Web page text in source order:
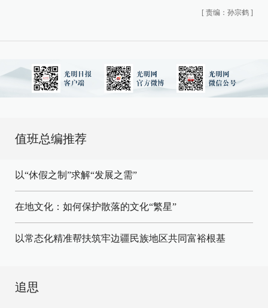
[ 责编：孙宗鹤 ]
值班总编推荐
以“休假之制”求解“发展之需”
在地文化：如何保护散落的文化“繁星”
以常态化精准帮扶筑牢边疆民族地区共同富裕根基
追思